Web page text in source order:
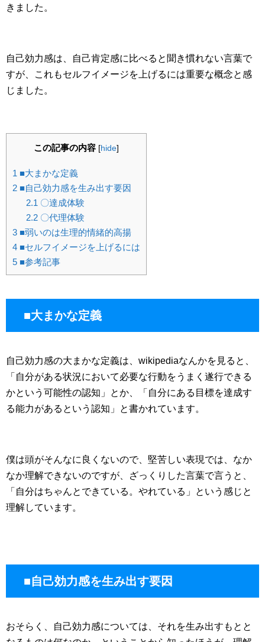
きました。
自己効力感は、自己肯定感に比べると聞き慣れない言葉で
すが、これもセルフイメージを上げるには重要な概念と感
じました。
この記事の内容 [hide]
1 ■大まかな定義
2 ■自己効力感を生み出す要因
2.1 〇達成体験
2.2〇代理体験
3 ■弱いのは生理的情緒的高揚
4 ■セルフイメージを上げるには
5 ■参考記事
■大まかな定義
自己効力感の大まかな定義は、wikipediaなんかを見ると、
「自分がある状況において必要な行動をうまく遂行できる
かという可能性の認知」とか、「自分にある目標を達成す
る能力があるという認知」と書かれています。
僕は頭がそんなに良くないので、堅苦しい表現では、なか
なか理解できないのですが、ざっくりした言葉で言うと、
「自分はちゃんとできている。やれている」という感じと
理解しています。
■自己効力感を生み出す要因
おそらく、自己効力感については、それを生み出すもとと